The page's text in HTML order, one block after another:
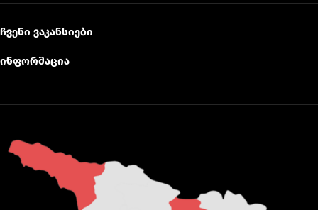
ჩვენი ვაკანსიები
ინფორმაცია